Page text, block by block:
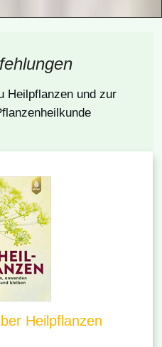
Heilpflanzen und zur
Heilpflanzen